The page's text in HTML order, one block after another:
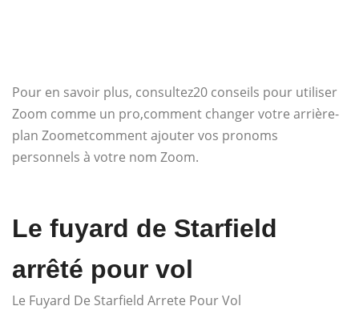
Pour en savoir plus, consultez20 conseils pour utiliser
Zoom comme un pro,comment changer votre arrière-
plan Zoometcomment ajouter vos pronoms
personnels à votre nom Zoom.
Le fuyard de Starfield
arrêté pour vol
Le Fuyard De Starfield Arrete Pour Vol